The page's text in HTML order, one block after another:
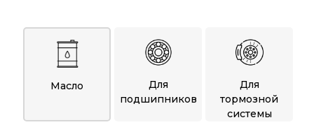
Масло
Для
подшипников
Для
тормозной
системы